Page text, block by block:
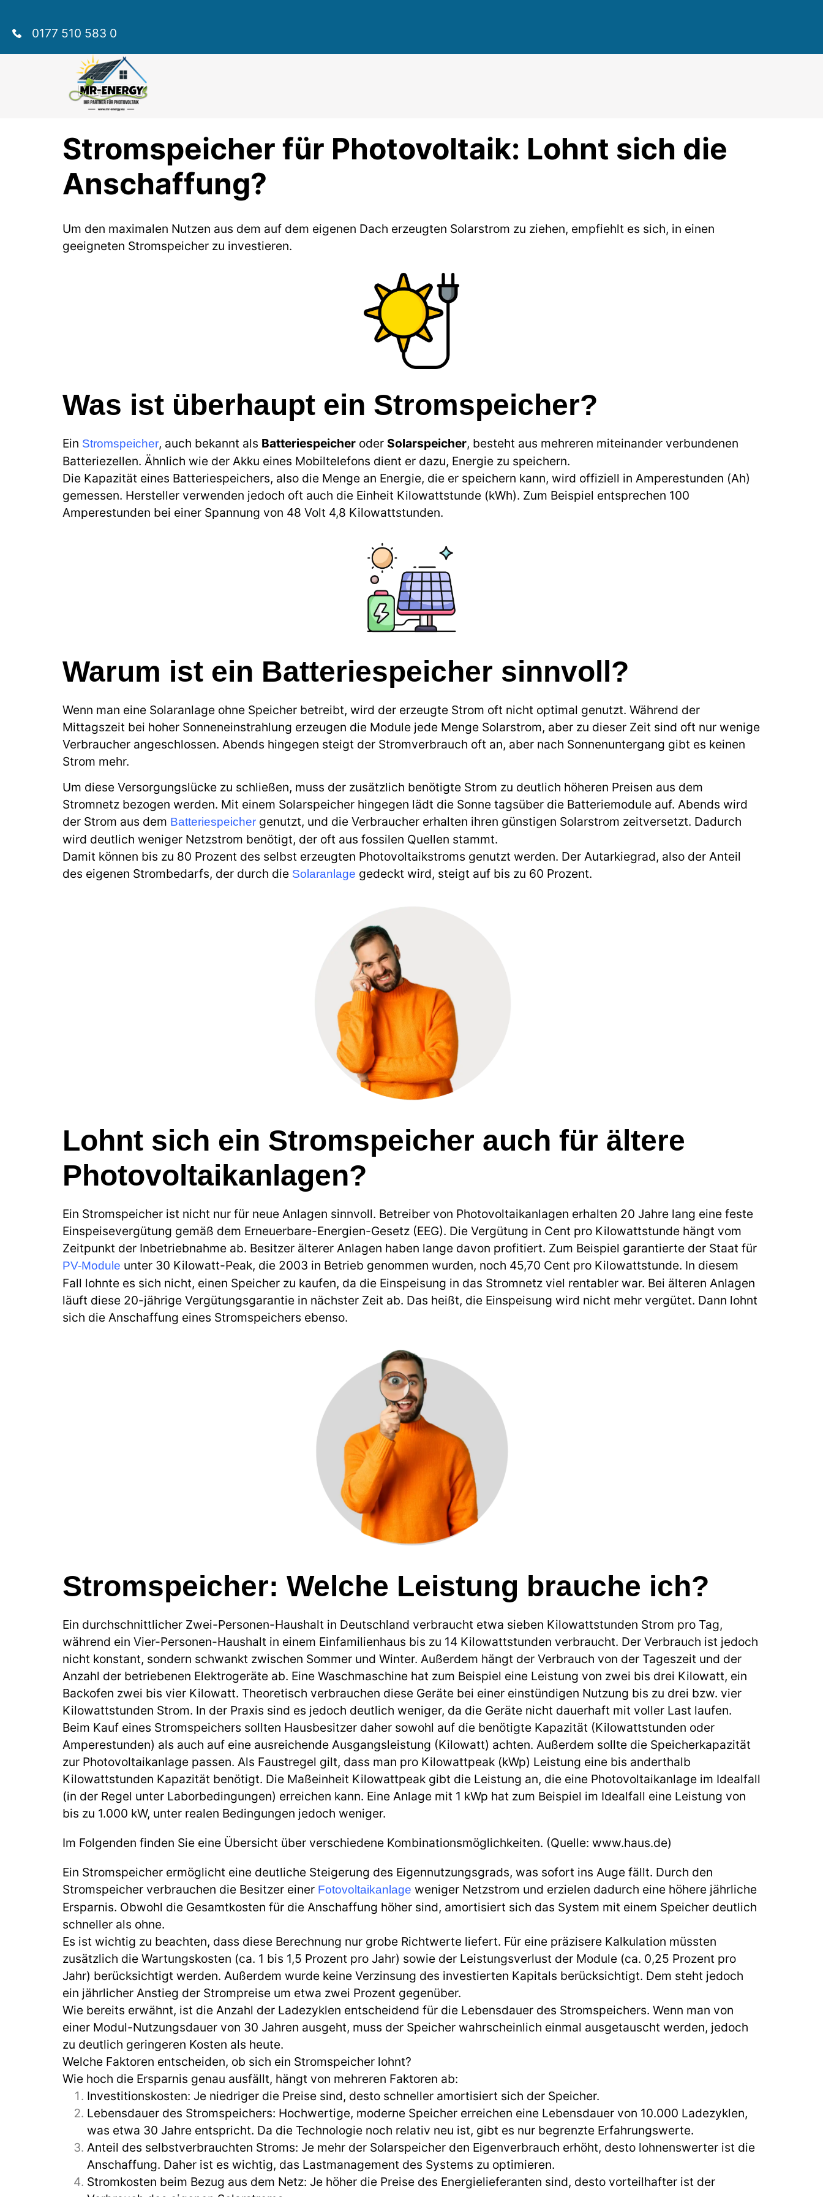
0177 510 583 0
Stromspeicher für Photovoltaik: Lohnt sich die
Anschaffung?
Um den maximalen Nutzen aus dem auf dem eigenen Dach erzeugten Solarstrom zu ziehen, empfiehlt es sich, in einen
geeigneten Stromspeicher zu investieren.
Was ist überhaupt ein Stromspeicher?
Ein Stromspeicher, auch bekannt als Batteriespeicher oder Solarspeicher, besteht aus mehreren miteinander verbundenen
Batteriezellen. Ähnlich wie der Akku eines Mobiltelefons dient er dazu, Energie zu speichern.
Die Kapazität eines Batteriespeichers, also die Menge an Energie, die er speichern kann, wird offiziell in Amperestunden (Ah)
gemessen. Hersteller verwenden jedoch oft auch die Einheit Kilowattstunde (kWh). Zum Beispiel entsprechen 100
Amperestunden bei einer Spannung von 48 Volt 4,8 Kilowattstunden.
Warum ist ein Batteriespeicher sinnvoll?
Wenn man eine Solaranlage ohne Speicher betreibt, wird der erzeugte Strom oft nicht optimal genutzt. Während der
Mittagszeit bei hoher Sonneneinstrahlung erzeugen die Module jede Menge Solarstrom, aber zu dieser Zeit sind oft nur wenige
Verbraucher angeschlossen. Abends hingegen steigt der Stromverbrauch oft an, aber nach Sonnenuntergang gibt es keinen
Strom mehr.
Um diese Versorgungslücke zu schließen, muss der zusätzlich benötigte Strom zu deutlich höheren Preisen aus dem
Stromnetz bezogen werden. Mit einem Solarspeicher hingegen lädt die Sonne tagsüber die Batteriemodule auf. Abends wird
der Strom aus dem Batteriespeicher genutzt, und die Verbraucher erhalten ihren günstigen Solarstrom zeitversetzt. Dadurch
wird deutlich weniger Netzstrom benötigt, der oft aus fossilen Quellen stammt.
Damit können bis zu 80 Prozent des selbst erzeugten Photovoltaikstroms genutzt werden. Der Autarkiegrad, also der Anteil
des eigenen Strombedarfs, der durch die Solaranlage gedeckt wird, steigt auf bis zu 60 Prozent.
Lohnt sich ein Stromspeicher auch für ältere
Photovoltaikanlagen?
Ein Stromspeicher ist nicht nur für neue Anlagen sinnvoll. Betreiber von Photovoltaikanlagen erhalten 20 Jahre lang eine feste
Einspeisevergütung gemäß dem Erneuerbare-Energien-Gesetz (EEG). Die Vergütung in Cent pro Kilowattstunde hängt vom
Zeitpunkt der Inbetriebnahme ab. Besitzer älterer Anlagen haben lange davon profitiert. Zum Beispiel garantierte der Staat für
PV-Module unter 30 Kilowatt-Peak, die 2003 in Betrieb genommen wurden, noch 45,70 Cent pro Kilowattstunde. In diesem
Fall lohnte es sich nicht, einen Speicher zu kaufen, da die Einspeisung in das Stromnetz viel rentabler war. Bei älteren Anlagen
läuft diese 20-jährige Vergütungsgarantie in nächster Zeit ab. Das heißt, die Einspeisung wird nicht mehr vergütet. Dann lohnt
sich die Anschaffung eines Stromspeichers ebenso.
Stromspeicher: Welche Leistung brauche ich?
Ein durchschnittlicher Zwei-Personen-Haushalt in Deutschland verbraucht etwa sieben Kilowattstunden Strom pro Tag,
während ein Vier-Personen-Haushalt in einem Einfamilienhaus bis zu 14 Kilowattstunden verbraucht. Der Verbrauch ist jedoch
nicht konstant, sondern schwankt zwischen Sommer und Winter. Außerdem hängt der Verbrauch von der Tageszeit und der
Anzahl der betriebenen Elektrogeräte ab. Eine Waschmaschine hat zum Beispiel eine Leistung von zwei bis drei Kilowatt, ein
Backofen zwei bis vier Kilowatt. Theoretisch verbrauchen diese Geräte bei einer einstündigen Nutzung bis zu drei bzw. vier
Kilowattstunden Strom. In der Praxis sind es jedoch deutlich weniger, da die Geräte nicht dauerhaft mit voller Last laufen.
Beim Kauf eines Stromspeichers sollten Hausbesitzer daher sowohl auf die benötigte Kapazität (Kilowattstunden oder
Amperestunden) als auch auf eine ausreichende Ausgangsleistung (Kilowatt) achten. Außerdem sollte die Speicherkapazität
zur Photovoltaikanlage passen. Als Faustregel gilt, dass man pro Kilowattpeak (kWp) Leistung eine bis anderthalb
Kilowattstunden Kapazität benötigt. Die Maßeinheit Kilowattpeak gibt die Leistung an, die eine Photovoltaikanlage im Idealfall
(in der Regel unter Laborbedingungen) erreichen kann. Eine Anlage mit 1 kWp hat zum Beispiel im Idealfall eine Leistung von
bis zu 1.000 kW, unter realen Bedingungen jedoch weniger.
Im Folgenden finden Sie eine Übersicht über verschiedene Kombinationsmöglichkeiten. (Quelle: www.haus.de)
Ein Stromspeicher ermöglicht eine deutliche Steigerung des Eigennutzungsgrads, was sofort ins Auge fällt. Durch den
Stromspeicher verbrauchen die Besitzer einer Fotovoltaikanlage weniger Netzstrom und erzielen dadurch eine höhere jährliche
Ersparnis. Obwohl die Gesamtkosten für die Anschaffung höher sind, amortisiert sich das System mit einem Speicher deutlich
schneller als ohne.
Es ist wichtig zu beachten, dass diese Berechnung nur grobe Richtwerte liefert. Für eine präzisere Kalkulation müssten
zusätzlich die Wartungskosten (ca. 1 bis 1,5 Prozent pro Jahr) sowie der Leistungsverlust der Module (ca. 0,25 Prozent pro
Jahr) berücksichtigt werden. Außerdem wurde keine Verzinsung des investierten Kapitals berücksichtigt. Dem steht jedoch
ein jährlicher Anstieg der Strompreise um etwa zwei Prozent gegenüber.
Wie bereits erwähnt, ist die Anzahl der Ladezyklen entscheidend für die Lebensdauer des Stromspeichers. Wenn man von
einer Modul-Nutzungsdauer von 30 Jahren ausgeht, muss der Speicher wahrscheinlich einmal ausgetauscht werden, jedoch
zu deutlich geringeren Kosten als heute.
Welche Faktoren entscheiden, ob sich ein Stromspeicher lohnt?
Wie hoch die Ersparnis genau ausfällt, hängt von mehreren Faktoren ab:
Investitionskosten: Je niedriger die Preise sind, desto schneller amortisiert sich der Speicher.
Lebensdauer des Stromspeichers: Hochwertige, moderne Speicher erreichen eine Lebensdauer von 10.000 Ladezyklen,
was etwa 30 Jahre entspricht. Da die Technologie noch relativ neu ist, gibt es nur begrenzte Erfahrungswerte.
Anteil des selbstverbrauchten Stroms: Je mehr der Solarspeicher den Eigenverbrauch erhöht, desto lohnenswerter ist die
Anschaffung. Daher ist es wichtig, das Lastmanagement des Systems zu optimieren.
Stromkosten beim Bezug aus dem Netz: Je höher die Preise des Energielieferanten sind, desto vorteilhafter ist der